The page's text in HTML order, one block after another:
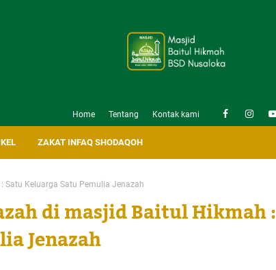
Home Tentang Kontak kami
ZAKAT INFAQ SHODAQOH
Keluarga Satu Pemulia Jenazah
di masjid Baitul Hikmah :
Jenazah